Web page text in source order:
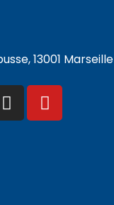
13001 Marseille